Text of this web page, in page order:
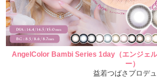
AngelColor Bambi Series 1day（エンジェ
ー）
益若つばさプロデ